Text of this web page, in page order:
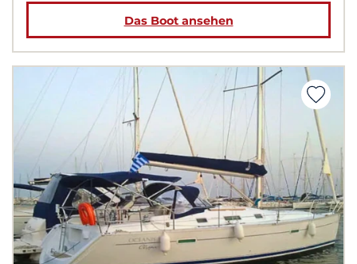
Das Boot ansehen